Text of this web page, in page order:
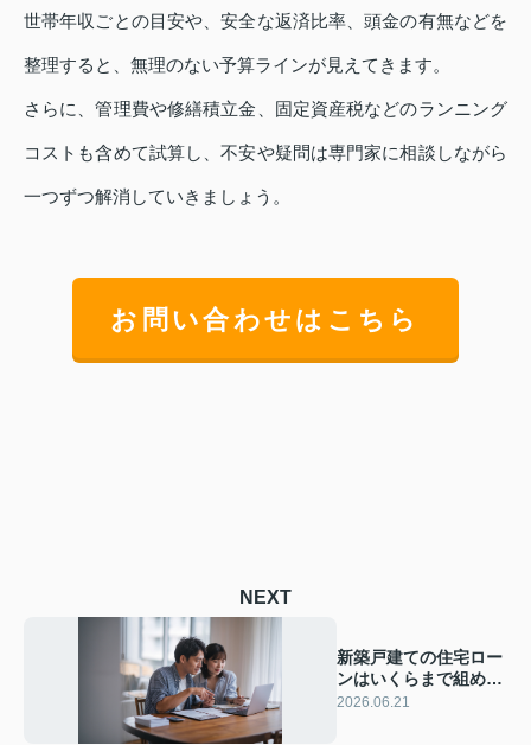
世帯年収ごとの目安や、安全な返済比率、頭金の有無などを
整理すると、無理のない予算ラインが見えてきます。
さらに、管理費や修繕積立金、固定資産税などのランニング
コストも含めて試算し、不安や疑問は専門家に相談しながら
一つずつ解消していきましょう。
お問い合わせはこちら
NEXT
新築戸建ての住宅ロー
ンはいくらまで組め
る？年収別の目安と無
2026.06.21